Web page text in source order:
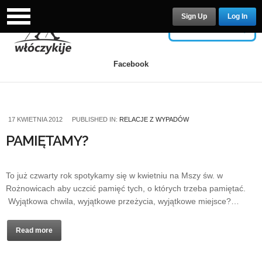
Facebook
Log In
Sign Up
17 KWIETNIA 2012 PUBLISHED IN: RELACJE Z WYPADÓW
PAMIĘTAMY?
To już czwarty rok spotykamy się w kwietniu na Mszy św. w
Rożnowicach aby uczcić pamięć tych, o których trzeba pamiętać.
Wyjątkowa chwila, wyjątkowe przeżycia, wyjątkowe miejsce?…
Read more